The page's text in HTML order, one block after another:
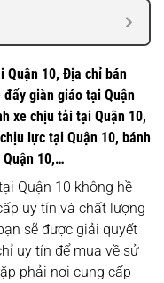
Quận 10, Địa chỉ bán
giàn giáo tại Quận
xe chịu tải tại Quận 10,
lực tại Quận 10, bánh
10,…
Quận 10 không hề
uy tín và chất lượng
sẽ được giải quyết
uy tín để mua về sử
phải nơi cung cấp